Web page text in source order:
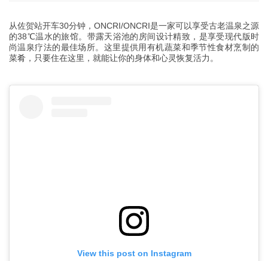
从佐贺站开车30分钟，ONCRI/ONCRI是一家可以享受古老温泉之源
的38℃温水的旅馆。带露天浴池的房间设计精致，是享受现代版时
尚温泉疗法的最佳场所。这里提供用有机蔬菜和季节性食材烹制的
菜肴，只要住在这里，就能让你的身体和心灵恢复活力。
View this post on Instagram